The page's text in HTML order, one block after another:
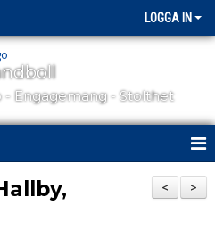
LOGGA IN
- Engagemang - Stolthet
>
<